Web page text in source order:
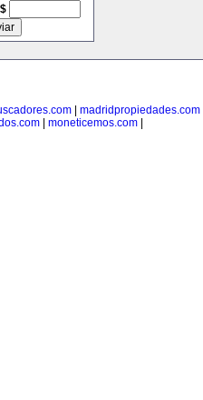
| madridpropiedades.com
| moneticemos.com|